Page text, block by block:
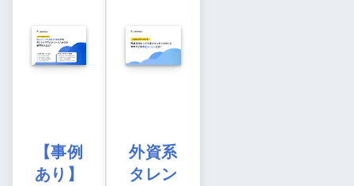
【事例
あり】
外資系
タレン